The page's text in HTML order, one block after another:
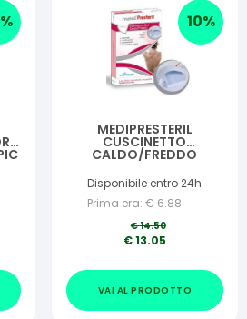
% 10%
MEDIPRESTERIL
CUSCINETTO
CALDO/FREDDO
RIUTILIZZABILE
Disponibile entro 24h
Prima era: €6.88
€14.50
€13.05
VAI AL PRODOTTO